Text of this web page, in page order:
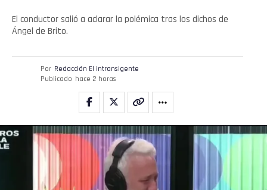
El conductor salió a aclarar la polémica tras los dichos de
Ángel de Brito.
Por Redacción El intransigente
Publicado hace 2 horas